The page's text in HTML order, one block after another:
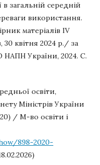
загальній середній
використання.
матеріалів ІV
квітня 2024 р./ за
НАПН України, 2024. С.
освіти,
Міністрів України
/ М-во освіти і
898-2020-